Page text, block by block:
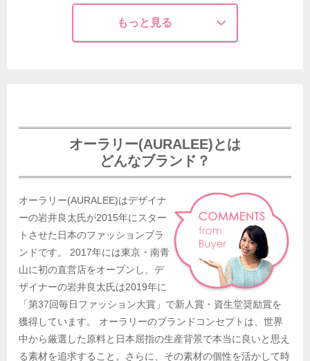
もっと見る
オーラリー(AURALEE)とは
どんなブランド？
オーラリー(AURALEE)はデザイナ
ーの岩井良太氏が2015年にスター
トさせた日本のファッションブラ
ンドです。 2017年には東京・南青
山に初の直営店をオープンし、デ
ザイナーの岩井良太氏は2019年に
「第37回毎日ファッション大賞」で新人賞・資生堂奨励賞を
獲得しています。 オーラリーのブランドコンセプトは、世界
中から厳選した原料と日本屈指の生産背景で本当に良いと思え
る素材を追求すること。さらに、その素材の個性を活かして時